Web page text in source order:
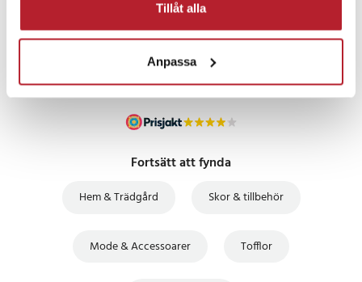
Tillåt alla
Anpassa
UTFÖRSÄLJNING
Fortsätt att fynda
Hem & Trädgård Skor & tillbehör
Mode & Accessoarer Tofflor